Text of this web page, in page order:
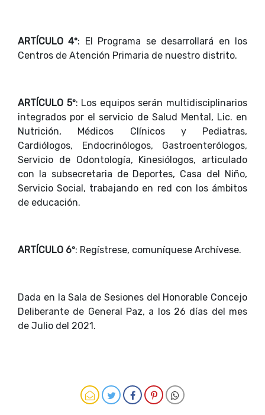
ARTÍCULO 4º: El Programa se desarrollará en los
Centros de Atención Primaria de nuestro distrito.
ARTÍCULO 5º: Los equipos serán multidisciplinarios
integrados por el servicio de Salud Mental, Lic. en
Nutrición, Médicos Clínicos y Pediatras,
Cardiólogos, Endocrinólogos, Gastroenterólogos,
Servicio de Odontología, Kinesiólogos, articulado
con la subsecretaria de Deportes, Casa del Niño,
Servicio Social, trabajando en red con los ámbitos
de educación.
ARTÍCULO 6º: Regístrese, comuníquese Archívese.
Dada en la Sala de Sesiones del Honorable Concejo
Deliberante de General Paz, a los 26 días del mes
de Julio del 2021.